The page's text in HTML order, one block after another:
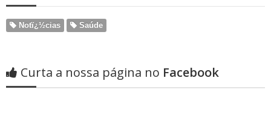
Notï¿½cias Saúde
Curta a nossa página no Facebook